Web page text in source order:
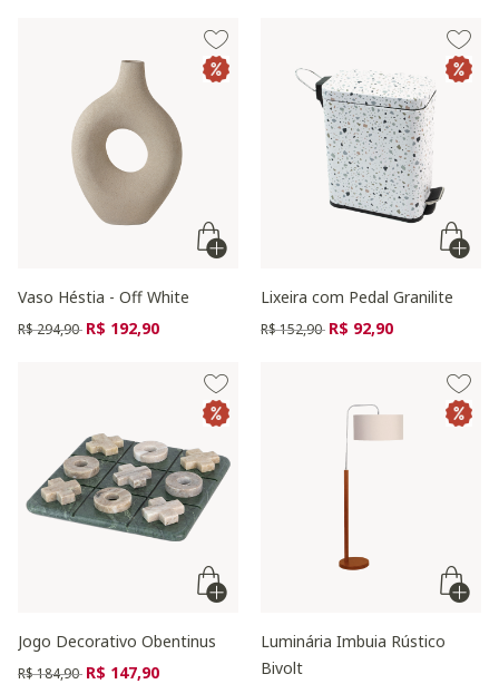
Vaso Héstia - Off White
Preço reduzido de
R$ 294,90 para
R$ 192,90
Lixeira com Pedal Granilite
Preço reduzido de
R$ 152,90 para
R$ 92,90
Jogo Decorativo Obentinus
Preço reduzido de
R$ 184,90 para
R$ 147,90
Luminária Imbuia Rústico
Bivolt